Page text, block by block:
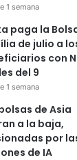
1 semana
paga la
de julio a
con
del 9
1 semana
de Asia
a la baja,
por
de IA